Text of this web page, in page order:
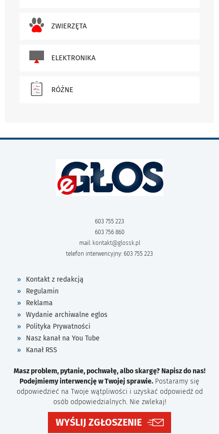
ZWIERZĘTA
ELEKTRONIKA
RÓŻNE
603 755 223
603 756 860
mail: kontakt@glossk.pl
telefon interwencyjny: 603 755 223
Kontakt z redakcją
Regulamin
Reklama
Wydanie archiwalne eglos
Polityka Prywatności
Nasz kanał na You Tube
Kanał RSS
Masz problem, pytanie, pochwałę, albo skargę? Napisz do nas!
Podejmiemy interwencję w Twojej sprawie. Postaramy się
odpowiedzieć na Twoje wątpliwości i uzyskać odpowiedź od
osób odpowiedzialnych. Nie zwlekaj!
WYŚLIJ ZGŁOSZENIE